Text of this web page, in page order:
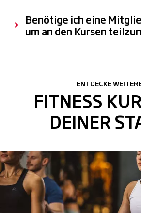
Benötige ich eine
um an den Kursen
ENTDECKE
FITNESS
DEINER